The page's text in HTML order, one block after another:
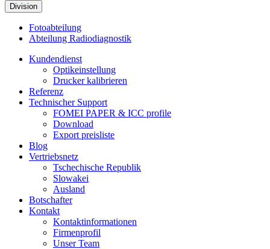
Division
Fotoabteilung
Abteilung Radiodiagnostik
Kundendienst
Optikeinstellung
Drucker kalibrieren
Referenz
Technischer Support
FOMEI PAPER & ICC profile
Download
Export preisliste
Blog
Vertriebsnetz
Tschechische Republik
Slowakei
Ausland
Botschafter
Kontakt
Kontaktinformationen
Firmenprofil
Unser Team